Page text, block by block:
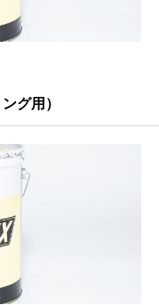
グ用）